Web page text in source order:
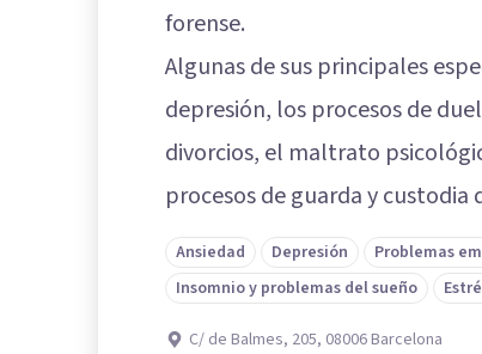
forense.
Algunas de sus principales
depresión, los procesos de
divorcios, el maltrato
procesos de guarda y custodia
Ansiedad Depresión Problemas
Insomnio y problemas del sueño
C/ de Balmes, 205, 08006 Barcelona